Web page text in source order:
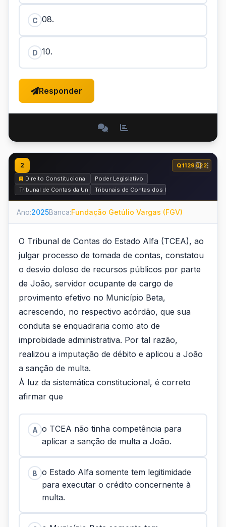
C 08.
D 10.
Responder
2
Q1129422
Direito Constitucional
Poder Legislativo
Tribunal de Contas da União (TCU) e Fiscalização Contábil, Financeira e
Tribunais de Contas dos Estados (TCEs) e
Ano:2025Banca:Fundação Getúlio Vargas (FGV)
O Tribunal de Contas do Estado Alfa (TCEA), ao
julgar processo de tomada de contas, constatou
o desvio doloso de recursos públicos por parte
de João, servidor ocupante de cargo de
provimento efetivo no Município Beta,
acrescendo, no respectivo acórdão, que sua
conduta se enquadraria como ato de
improbidade administrativa. Por tal razão,
realizou a imputação de débito e aplicou a João
a sanção de multa.
À luz da sistemática constitucional, é correto
afirmar que
A o TCEA não tinha competência para
aplicar a sanção de multa a João.
B o Estado Alfa somente tem legitimidade
para executar o crédito concernente à
multa.